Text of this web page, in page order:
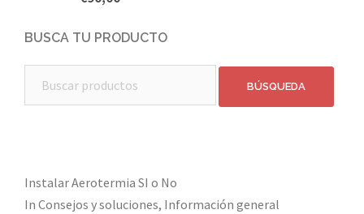
BUSCA TU PRODUCTO
Instalar Aerotermia SI o No
In Consejos y soluciones, Información general